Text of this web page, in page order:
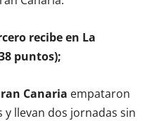
recibe en La
puntos);
Canaria empataron
y llevan dos jornadas sin